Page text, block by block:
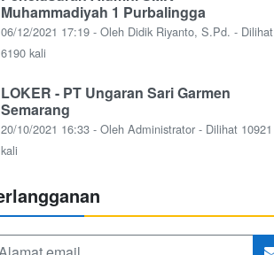
Muhammadiyah 1 Purbalingga
06/12/2021 17:19 - Oleh Didik Riyanto, S.Pd. - Dilihat
6190 kali
LOKER - PT Ungaran Sari Garmen
Semarang
20/10/2021 16:33 - Oleh Administrator - Dilihat 10921
kali